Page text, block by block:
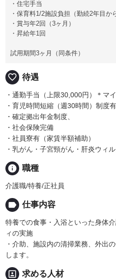
・住宅手当
・保育料1/2施設負担（勤続2年目か
・賞与年2回（3ヶ月）
・昇給年1回
試用期間3ヶ月（同条件）
favorite_border 待遇
・通勤手当（上限30,000円）＊マ
・育児時間短縮（週30時間）制度有
・確定拠出年金制度、
・社会保険完備
・社員寮有（家賃半額補助）
・乳がん・子宮頸がん・肝炎ウィ
info 職種
介護職/特養/正社員
label 仕事内容
特養での食事・入浴といった身体
ィの実施
・介助、施設内の清掃業務、外出
します。
portrait 求める人材